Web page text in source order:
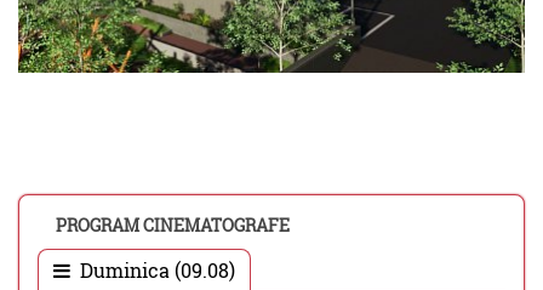
PROGRAM CINEMATOGRAFE
Duminica (09.08)